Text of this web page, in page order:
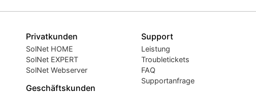
Privatkunden
SolNet HOME
SolNet EXPERT
SolNet Webserver
Geschäftskunden
Support
Leistung
Troubletickets
FAQ
Supportanfrage